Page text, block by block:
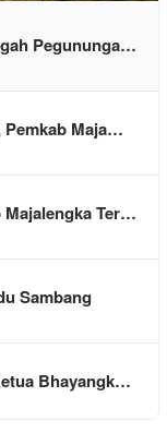
Pegununga…
Pemkab Maja…
Majalengka Ter…
Sambang
Bhayangk…